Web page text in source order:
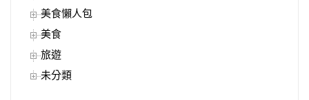
美食懶人包
美食
旅遊
未分類